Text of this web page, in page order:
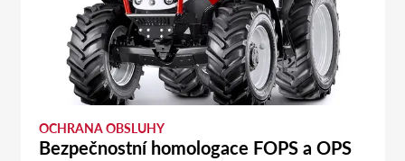
OCHRANA OBSLUHY
Bezpečnostní homologace FOPS a OPS